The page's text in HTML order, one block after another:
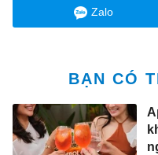
Zalo
BẠN CÓ